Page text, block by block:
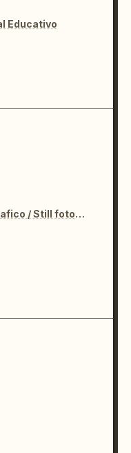
Educativo
Fermo immagine cinematografico / Still fotografico